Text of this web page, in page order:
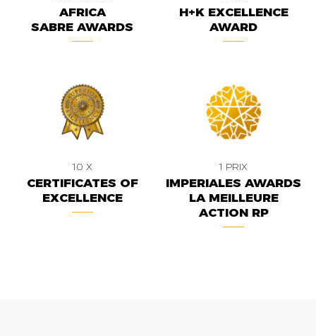
AFRICA
SABRE AWARDS
H+K EXCELLENCE
AWARD
10 X
CERTIFICATES OF
EXCELLENCE
1 PRIX
IMPERIALES AWARDS
LA MEILLEURE
ACTION RP